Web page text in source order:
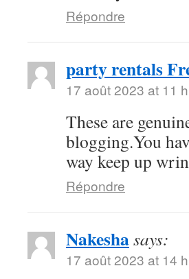
Répondre
party rentals
17 août 2023 at 11
These are
blogging.You
way keep up
Répondre
Nakeshasays:
17 août 2023 at 14